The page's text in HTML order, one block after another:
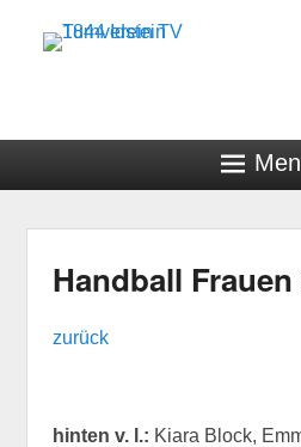
Turnverein
Handball Frauen
zurück
hinten v. l.: Kiara Block,